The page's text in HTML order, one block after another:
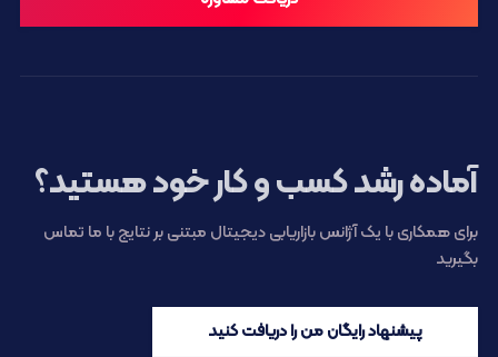
آماده رشد کسب و کار خود هستید؟
برای همکاری با یک آژانس بازاریابی دیجیتال مبتنی بر نتایج با ما تماس
بگیرید
پیشنهاد رایگان من را دریافت کنید